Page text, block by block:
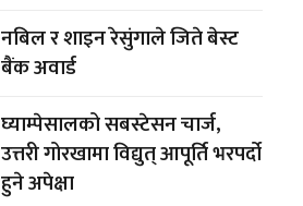
नबिल र शाइन रेसुंगाले जिते बेस्ट
बैंक अवार्ड
घ्याम्पेसालको सबस्टेसन चार्ज,
उत्तरी गोरखामा विद्युत् आपूर्ति भरपर्दो
हुने अपेक्षा